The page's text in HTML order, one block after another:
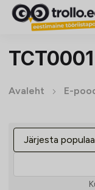
TCT0001
Avaleht E-